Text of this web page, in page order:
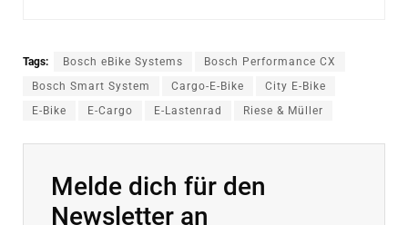
Tags: Bosch eBike Systems
Bosch Performance CX
Bosch Smart System
Cargo-E-Bike
City E-Bike
E-Bike
E-Cargo E-Lastenrad Riese & Müller
Melde dich für den
Newsletter an